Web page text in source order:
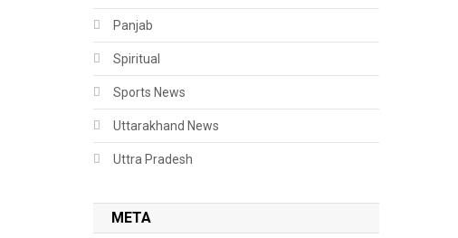
Panjab
Spiritual
Sports News
Uttarakhand News
Uttra Pradesh
META